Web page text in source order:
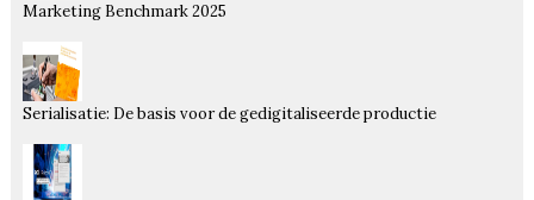
Marketing Benchmark 2025
Serialisatie: De basis voor de gedigitaliseerde productie